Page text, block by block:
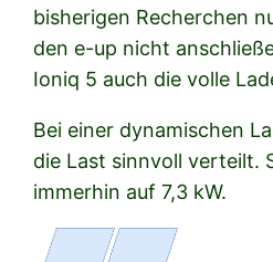
bisherigen Recherchen
den e-up nicht
Ioniq 5 auch die volle
Bei einer dynamischen
die Last sinnvoll verteilt.
immerhin auf 7,3 kW.